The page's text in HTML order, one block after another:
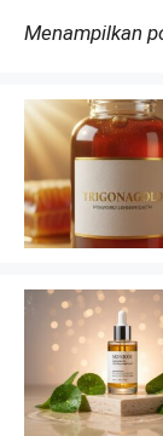
Menampilkan